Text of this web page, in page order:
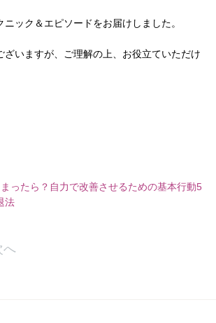
ック＆エピソードをお届けしました。
いますが、ご理解の上、お役立ていただけ
ったら？自力で改善させるための基本行動5
法
へ